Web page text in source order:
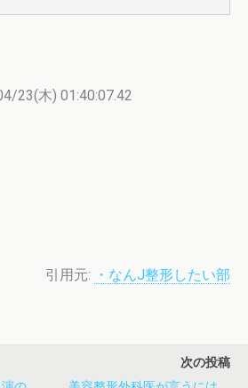
23(木) 01:40:07.42
引用元: ・なんJ整形したい部
次の投稿